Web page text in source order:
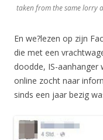
taken from the same lorry
En we?lezen op zijn
die met een
doodde, IS-
online zocht naar
sinds een jaar bezig